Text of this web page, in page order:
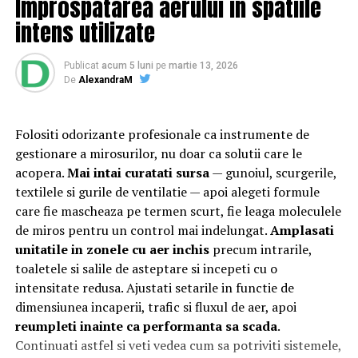
și a sculelor auxiliare de șantier.
Specificații tehnice principale:
Panouri fotovoltaice instalate:
Invertor hibrid:24 kW
Dimensiune container transport: 3 × 2,5
Lungime panouri desfășurate:~60 metri
liniari
Conectică:priză 220 V monofazic, priză
380 V trifazic, priză încărcare auto electric
Climatizare:aer condiționat integrat pentru
Scaune pentru inima casei,
bucătăria
Materialele rezistente și ușor de curățat sunt prioritare.
Confortul e esențial, dar și durabilitatea. Un set de
scaune moderne poate transforma o bucătărie
tradițională într-un spațiu modern, plin de viață.
Varietatea de stiluri e un avantaj al acestor piese.
Scaune pentru living pentru
relaxare și socializare
Livingul este spațiul dedicat relaxării și socializării. Aici,
Improspatarea aerului in spatiile
intens utilizate
Publicat acum 5 luni pe martie 13, 2026
De AlexandraM
Folositi odorizante profesionale ca instrumente de
gestionare a mirosurilor, nu doar ca solutii care le
acopera.Mai intai curatati sursa— gunoiul, scurgerile,
textilele si gurile de ventilatie — apoi alegeti formule
care fie mascheaza pe termen scurt, fie leaga moleculele
de miros pentru un control mai indelungat.Amplasati
unitatile in zonele cu aer inchisprecum intrarile,
toaletele si salile de asteptare si incepeti cu o
intensitate redusa. Ajustati setarile in functie de
dimensiunea incaperii, trafic si fluxul de aer, apoi
reumpleti inainte ca performanta sa scada.
Continuati astfel si veti vedea cum sa potriviti sistemele,